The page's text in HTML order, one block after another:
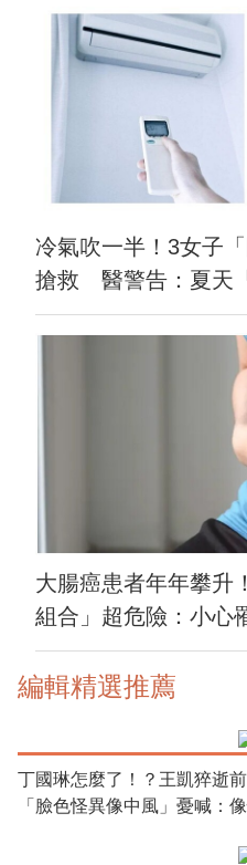
冷氣吹一半！3女子
搶救 醫警告：夏天
大腸癌患者年年攀升
組合」超危險：小心
編輯精選推薦
丁國琳怎麼了！？王凱猝逝
「臉色怪異像中風」憂喊：